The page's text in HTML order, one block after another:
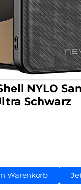
NYLO
Schwarz
Warenkorb